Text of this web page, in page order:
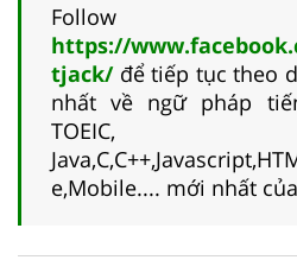
Follow
https://
tjack/ để tiếp tục theo
nhất về ngữ pháp
TOEIC,
e,Mobile.... mới nhất